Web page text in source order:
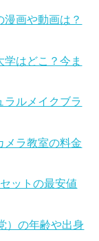
画や動画は？
はどこ？今ま
ラルメイクブラ
メラ教室の料金
ットの最安値
）の年齢や出身